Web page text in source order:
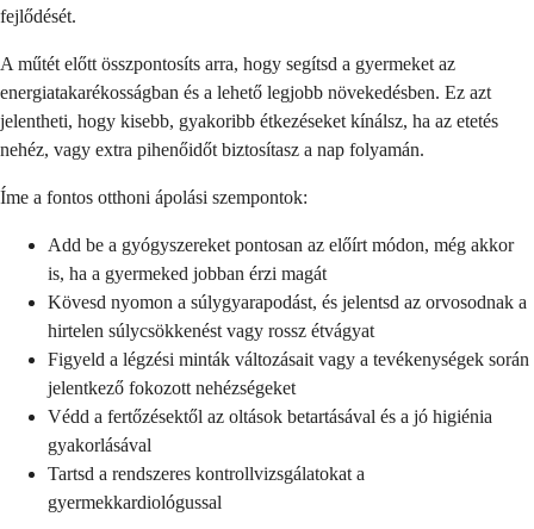
fejlődését.
A műtét előtt összpontosíts arra, hogy segítsd a gyermeket az
energiatakarékosságban és a lehető legjobb növekedésben. Ez azt
jelentheti, hogy kisebb, gyakoribb étkezéseket kínálsz, ha az etetés
nehéz, vagy extra pihenőidőt biztosítasz a nap folyamán.
Íme a fontos otthoni ápolási szempontok:
Add be a gyógyszereket pontosan az előírt módon, még akkor
is, ha a gyermeked jobban érzi magát
Kövesd nyomon a súlygyarapodást, és jelentsd az orvosodnak a
hirtelen súlycsökkenést vagy rossz étvágyat
Figyeld a légzési minták változásait vagy a tevékenységek során
jelentkező fokozott nehézségeket
Védd a fertőzésektől az oltások betartásával és a jó higiénia
gyakorlásával
Tartsd a rendszeres kontrollvizsgálatokat a
gyermekkardiológussal